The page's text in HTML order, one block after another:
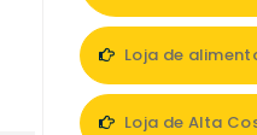
Loja de
Loja de Alta